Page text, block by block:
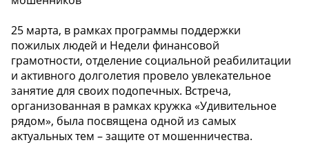
25 марта, в рамках программы поддержки
пожилых людей и Недели финансовой
грамотности, отделение социальной реабилитации
и активного долголетия провело увлекательное
занятие для своих подопечных. Встреча,
организованная в рамках кружка «Удивительное
рядом», была посвящена одной из самых
актуальных тем – защите от мошенничества.